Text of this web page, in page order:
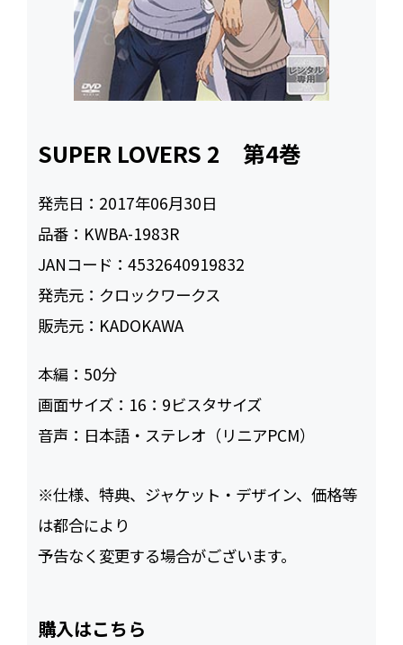
SUPER LOVERS 2 第4巻
発売日： 2017年06月30日
品番： KWBA-1983R
JANコード：4532640919832
発売元： クロックワークス
販売元： KADOKAWA
本編： 50
画面サイズ： 16：9ビスタサイズ
音声： 日本語・ステレオ（リニアPCM）
※仕様、特典、ジャケット・デザイン、価格等
は都合により
予告なく変更する場合がございます。
購入はこちら